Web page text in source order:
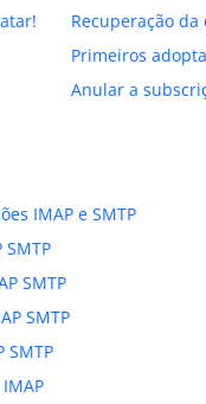
Recuperação
Primeiros
Anular a
IMAP e SMTP
SMTP
SMTP
SMTP
SMTP